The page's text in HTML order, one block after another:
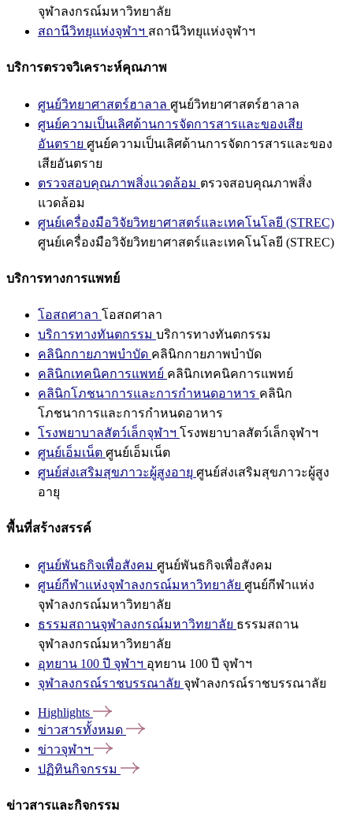
จุฬาลงกรณ์มหาวิทยาลัย
สถานีวิทยุแห่งจุฬาฯ สถานีวิทยุแห่งจุฬาฯ
บริการตรวจวิเคราะห์คุณภาพ
ศูนย์วิทยาศาสตร์ฮาลาล ศูนย์วิทยาศาสตร์ฮาลาล
ศูนย์ความเป็นเลิศด้านการจัดการสารและของเสีย
อันตราย ศูนย์ความเป็นเลิศด้านการจัดการสารและของ
เสียอันตราย
ตรวจสอบคุณภาพสิ่งแวดล้อม ตรวจสอบคุณภาพสิ่ง
แวดล้อม
ศูนย์เครื่องมือวิจัยวิทยาศาสตร์และเทคโนโลยี (STREC)
ศูนย์เครื่องมือวิจัยวิทยาศาสตร์และเทคโนโลยี (STREC)
บริการทางการแพทย์
โอสถศาลา โอสถศาลา
บริการทางทันตกรรม บริการทางทันตกรรม
คลินิกกายภาพบำบัด คลินิกกายภาพบำบัด
คลินิกเทคนิคการแพทย์ คลินิกเทคนิคการแพทย์
คลินิกโภชนาการและการกำหนดอาหาร คลินิก
โภชนาการและการกำหนดอาหาร
โรงพยาบาลสัตว์เล็กจุฬาฯ โรงพยาบาลสัตว์เล็กจุฬาฯ
ศูนย์เอ็มเน็ต ศูนย์เอ็มเน็ต
ศูนย์ส่งเสริมสุขภาวะผู้สูงอายุ ศูนย์ส่งเสริมสุขภาวะผู้สูง
อายุ
พื้นที่สร้างสรรค์
ศูนย์พันธกิจเพื่อสังคม ศูนย์พันธกิจเพื่อสังคม
ศูนย์กีฬาแห่งจุฬาลงกรณ์มหาวิทยาลัย ศูนย์กีฬาแห่ง
จุฬาลงกรณ์มหาวิทยาลัย
ธรรมสถานจุฬาลงกรณ์มหาวิทยาลัย ธรรมสถาน
จุฬาลงกรณ์มหาวิทยาลัย
อุทยาน 100 ปี จุฬาฯ อุทยาน 100 ปี จุฬาฯ
จุฬาลงกรณ์ราชบรรณาลัย จุฬาลงกรณ์ราชบรรณาลัย
Highlights
ข่าวสารทั้งหมด
ข่าวจุฬาฯ
ปฏิทินกิจกรรม
ข่าวสารและกิจกรรม